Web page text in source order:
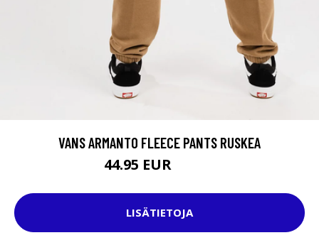
VANS ARMANTO FLEECE PANTS RUSKEA
44.95 EUR
LISÄTIETOJA